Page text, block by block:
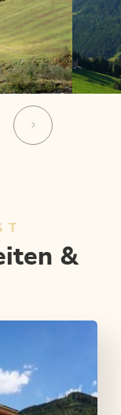
&